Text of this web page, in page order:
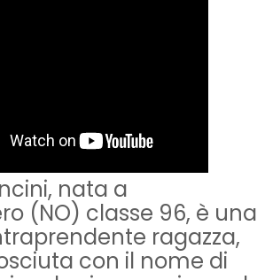
nata a
(NO) classe 96, è una
ragazza,
con il nome di